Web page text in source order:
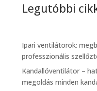
Legutóbbi
Ipari ventilátorok:
professzionális
Kandallóventilátor –
megoldás minden